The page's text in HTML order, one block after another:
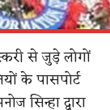
से जुड़े लोगों
के पासपोर्ट
सिन्हा द्वारा